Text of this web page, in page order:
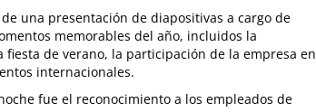
una presentación de diapositivas a cargo de
memorables del año, incluidos la
fiesta de verano, la participación de la empresa en
internacionales.
fue el reconocimiento a los empleados de